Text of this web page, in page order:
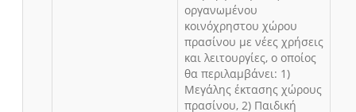
οργανωμένου
κοινόχρηστου χώρου
πρασίνου με νέες χρήσεις
και λειτουργίες, ο οποίος
θα περιλαμβάνει: 1)
Μεγάλης έκτασης χώρους
πρασίνου, 2) Παιδική